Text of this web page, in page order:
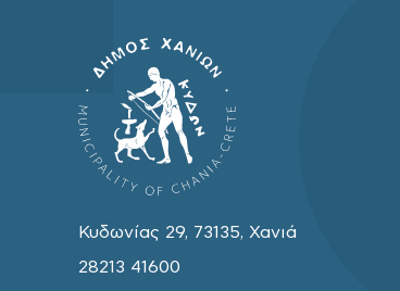
Κυδωνίας 29, 73135, Χανιά
28213 41600